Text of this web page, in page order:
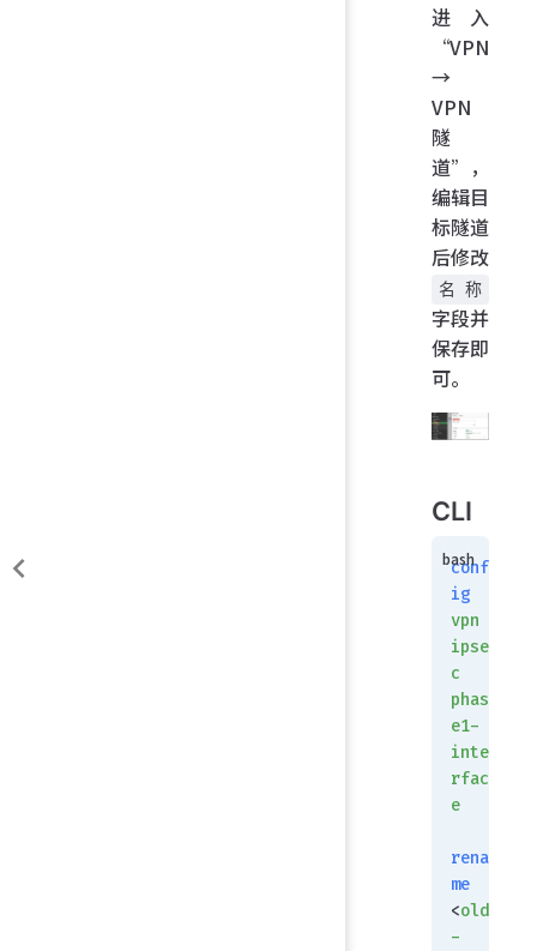
进入
“VPN
→
VPN
隧
道”，
编辑目
标隧道
后修改
名称
字段并
保存即
可。
CLI
conf
ig
vpn
ipse
c
phas
e1-
inte
rfac
e
rena
me
<old
-